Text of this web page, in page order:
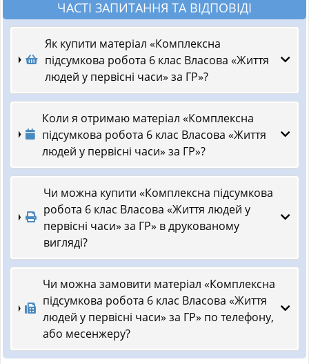
ЧАСТІ ЗАПИТАННЯ ТА ВІДПОВІДІ
Як купити матеріал «Комплексна
підсумкова робота 6 клас Власова «Життя
людей у первісні часи» за ГР»?
Коли я отримаю матеріал «Комплексна
підсумкова робота 6 клас Власова «Життя
людей у первісні часи» за ГР»?
Чи можна купити «Комплексна підсумкова
робота 6 клас Власова «Життя людей у
первісні часи» за ГР» в друкованому
вигляді?
Чи можна замовити матеріал «Комплексна
підсумкова робота 6 клас Власова «Життя
людей у первісні часи» за ГР» по телефону,
або месенжеру?